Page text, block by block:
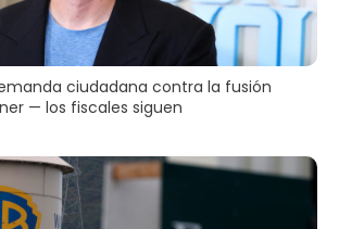
ciudadana contra la fusión
— los fiscales siguen